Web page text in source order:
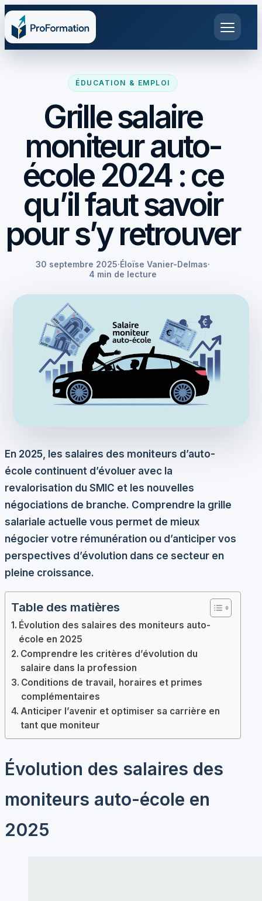
ÉDUCATION & EMPLOI
Grille salaire
moniteur auto-
école 2024 : ce
qu’il faut savoir
pour s’y retrouver
30 septembre 2025·Éloïse Vanier-Delmas·
4 min de lecture
En 2025, les salaires des moniteurs d’auto-
école continuent d’évoluer avec la
revalorisation du SMIC et les nouvelles
négociations de branche. Comprendre la grille
salariale actuelle vous permet de mieux
négocier votre rémunération ou d’anticiper vos
perspectives d’évolution dans ce secteur en
pleine croissance.
Table des matières
Évolution des salaires des moniteurs auto-
école en 2025
Comprendre les critères d’évolution du
salaire dans la profession
Conditions de travail, horaires et primes
complémentaires
Anticiper l’avenir et optimiser sa carrière en
tant que moniteur
Évolution des salaires des
moniteurs auto-école en
2025